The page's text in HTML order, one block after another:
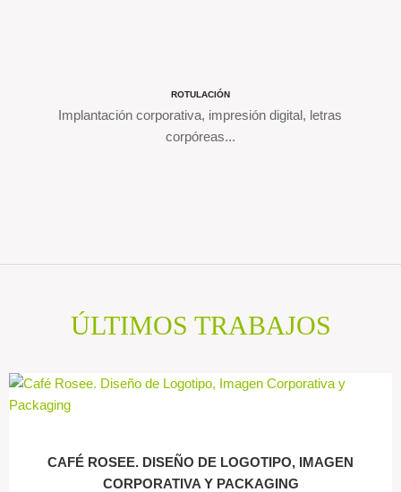
ROTULACIÓN
Implantación corporativa, impresión digital, letras
corpóreas...
ÚLTIMOS TRABAJOS
CAFÉ ROSEE. DISEÑO DE LOGOTIPO, IMAGEN
CORPORATIVA Y PACKAGING